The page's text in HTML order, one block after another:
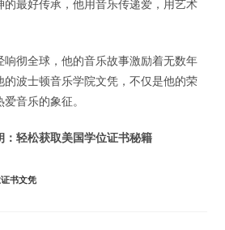
最好传承，他用音乐传递爱，用艺术
彻全球，他的音乐故事激励着无数年
波士顿音乐学院文凭，不仅是他的荣
音乐的象征。
轻松获取美国学位证书秘籍
书文凭